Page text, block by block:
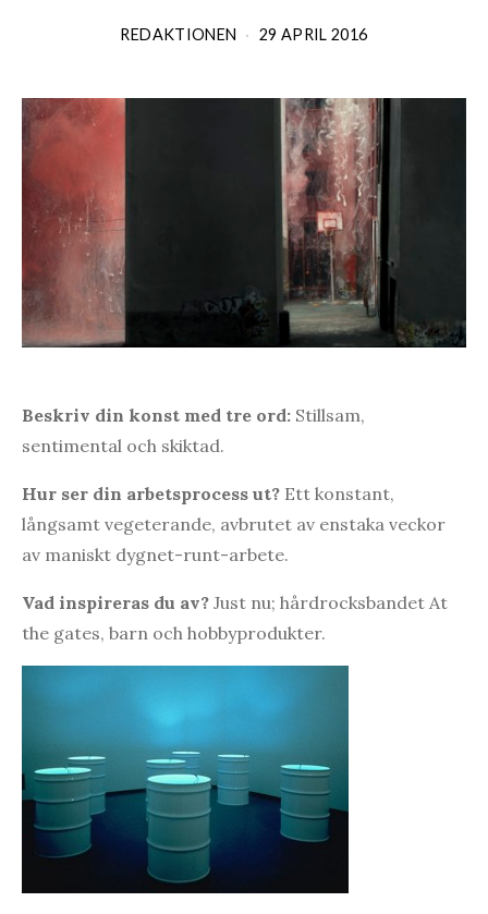
REDAKTIONEN 29 APRIL 2016
Beskriv din konst med tre ord: Stillsam,
sentimental och skiktad.
Hur ser din arbetsprocess ut? Ett konstant,
långsamt vegeterande, avbrutet av enstaka veckor
av maniskt dygnet-runt-arbete.
Vad inspireras du av? Just nu; hårdrocksbandet At
the gates, barn och hobbyprodukter.